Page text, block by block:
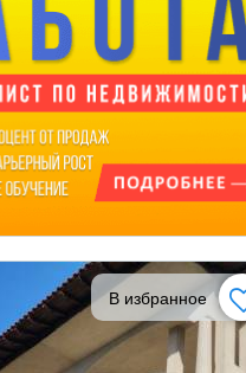
В избранное